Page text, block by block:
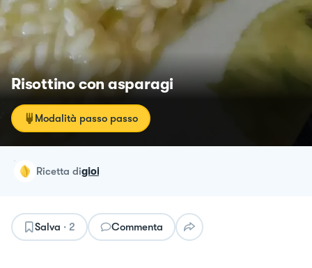
Risottino con asparagi
Modalità passo passo
ricetta digioi
Salva · 2 Commenta